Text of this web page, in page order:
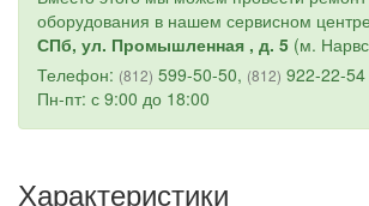
оборудования в нашем сервисном
СПб, ул. Промышленная , д. 5 (м.
Телефон: (812) 599-50-50, (812) 922-22-54
Пн-пт: с 9:00 до 18:00
Характеристики